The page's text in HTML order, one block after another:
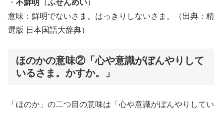
・ 不鮮明 （ふせんめい）
意味：鮮明でないさま。はっきりしないさま。（出典：精
選版 日本国語大辞典）
ほのかの意味②「心や意識がぼんやりして
いるさま。かすか。」
「ほのか」の二つ目の意味は「心や意識がぼんやりしてい